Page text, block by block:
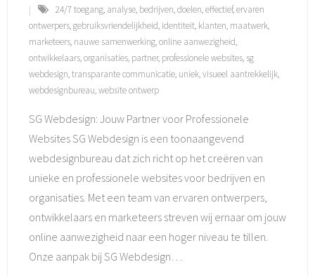
24/7 toegang, analyse, bedrijven,doelen,effectief,ervaren
ontwerpers,gebruiksvriendelijkheid, identiteit, klanten, maatwerk,
marketeers, nauwe samenwerking,online aanwezigheid,
ontwikkelaars,organisaties, partner, professionele websites, sg
webdesign,transparante communicatie, uniek,visueel aantrekkelijk,
webdesignbureau,website ontwerp
SG Webdesign: Jouw Partner voor Professionele
Websites SG Webdesign is een toonaangevend
webdesignbureau dat zich richt op het creëren van
unieke en professionele websites voor bedrijven en
organisaties. Met een team van ervaren ontwerpers,
ontwikkelaars en marketeers streven wij ernaar om jouw
online aanwezigheid naar een hoger niveau te tillen.
Onze aanpak bij SG Webdesign